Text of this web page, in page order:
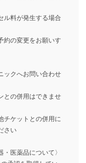
ル料が発生する場合
約の変更をお願いす
ックへお問い合わせ
との併用はできませ
チケットとの併用に
さい
・医薬品について〉